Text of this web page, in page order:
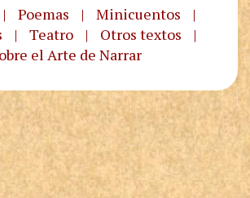
| Poemas | Minicuentos
|
| Teatro | Otros textos
|
el Arte de Narrar